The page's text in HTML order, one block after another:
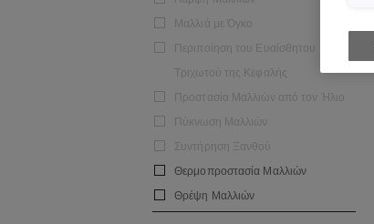
Μαλλιά με Όγκο
Περιποίηση του Ευαίσθητου
Τριχωτού της Κεφαλής
Προστασία Μαλλιών από τον Ήλιο
Πύκνωση Μαλλιών
Συντήρηση Ξανθού
Θερμοπροστασία Μαλλιών
Θρέψη Μαλλιών